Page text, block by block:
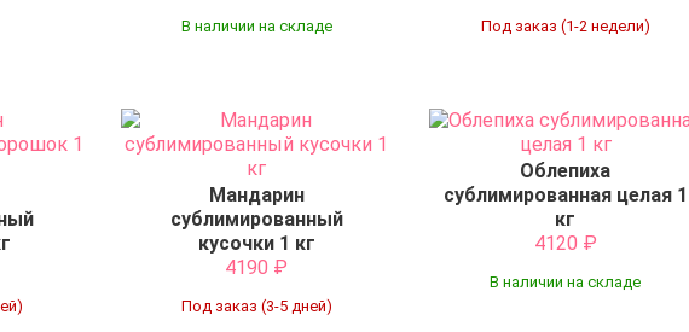
В наличии на складе Под заказ (1-2 недели)
Мандарин
сублимированный
кусочки 1 кг
4190 ₽
Под заказ (3-5 дней)
Облепиха
сублимированная целая 1
кг
4120 ₽
В наличии на складе